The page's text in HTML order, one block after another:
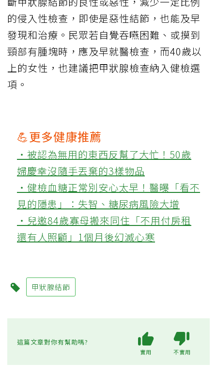
的侵入性檢查，即使是惡性結節，也能及早
發現和治療。民眾若自覺吞嚥困難、或摸到
頸部有腫塊時，應及早就醫檢查，而40歲以
上的女性，也建議把甲狀腺檢查納入健檢選
項。
💪更多健康推薦
‧被認為無用的東西反幫了大忙！50歲
婦慶幸沒隨手丟棄的3樣物品
‧健檢血糖正常別安心太早！醫曝「看不
見的隱患」：失智、糖尿病風險大增
‧兒邀84歲寡母搬來同住「不用付房租
還有人照顧」1個月後幻滅心寒
甲狀腺結節
這篇文章對你有幫助嗎?
實用 不實用